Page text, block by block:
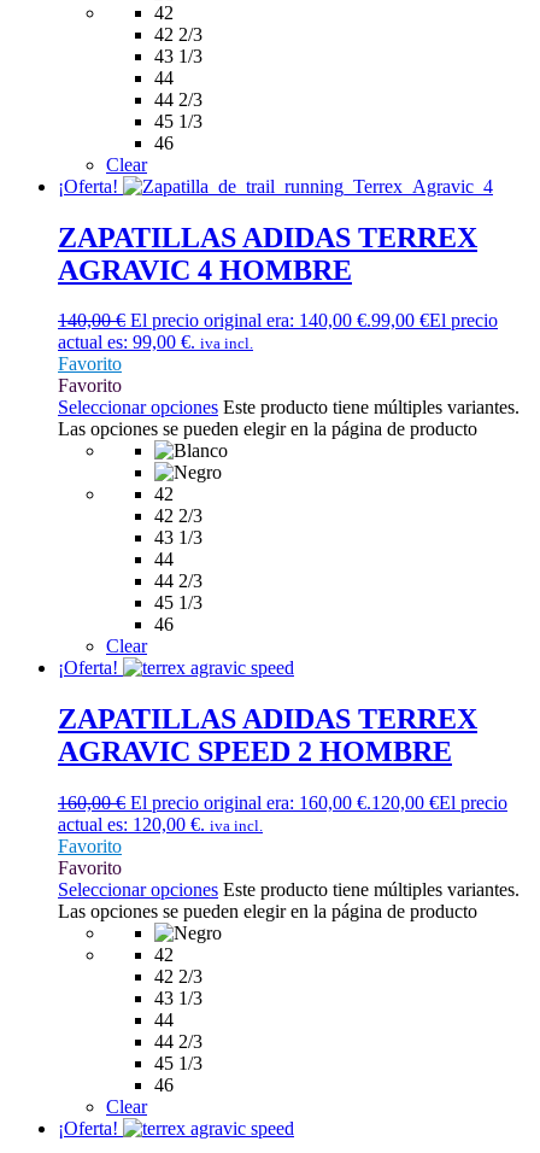
42
42 2/3
43 1/3
44
44 2/3
45 1/3
46
Clear
¡Oferta!
ZAPATILLAS ADIDAS TERREX
AGRAVIC 4 HOMBRE
140,00€ El precio original era: 140,00 €.99,00 €El precio
actual es: 99,00 €. iva incl.
Favorito
Favorito
Seleccionar opciones Este producto tiene múltiples variantes.
Las opciones se pueden elegir en la página de producto
42
42 2/3
43 1/3
44
44 2/3
45 1/3
46
Clear
¡Oferta!
ZAPATILLAS ADIDAS TERREX
AGRAVIC SPEED 2 HOMBRE
160,00€ El precio original era: 160,00 €.120,00 €El precio
actual es: 120,00 €. iva incl.
Favorito
Favorito
Seleccionar opciones Este producto tiene múltiples variantes.
Las opciones se pueden elegir en la página de producto
42
42 2/3
43 1/3
44
44 2/3
45 1/3
46
Clear
¡Oferta!